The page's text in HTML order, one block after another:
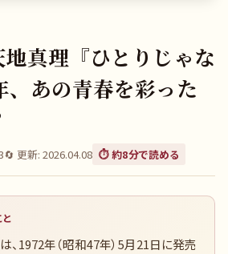
真理『ひとりじゃな
、あの青春を彩った
🔄 更新: 2026.04.08 ⏱️ 約8分で読める
は、1972年（昭和47年）5月21日に発売